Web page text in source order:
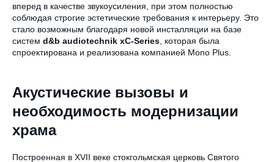
вперед в качестве звукоусиления, при этом полностью
соблюдая строгие эстетические требования к интерьеру. Это
стало возможным благодаря новой инсталляции на базе
систем d&b audiotechnik xC-Series , которая была
спроектирована и реализована компанией Mono Plus.
Акустические вызовы и
необходимость модернизации
храма
Построенная в XVII веке стокгольмская церковь Святого